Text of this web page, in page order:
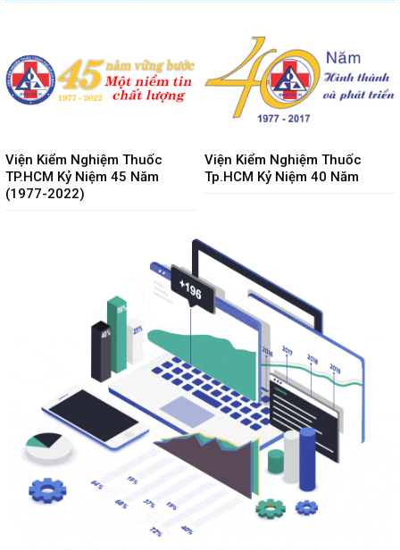
Viện Kiểm Nghiệm Thuốc
TP.HCM Kỷ Niệm 45 Năm
(1977-2022)
Viện Kiểm Nghiệm Thuốc
Tp.HCM Kỷ Niệm 40 Năm